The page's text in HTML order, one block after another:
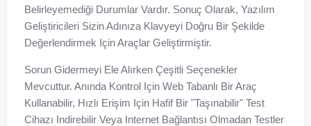
Belirleyemediği Durumlar Vardır. Sonuç Olarak, Yazılım
Geliştiricileri Sizin Adınıza Klavyeyi Doğru Bir Şekilde
Değerlendirmek Için Araçlar Geliştirmiştir.
Sorun Gidermeyi Ele Alırken Çeşitli Seçenekler
Mevcuttur. Anında Kontrol Için Web Tabanlı Bir Araç
Kullanabilir, Hızlı Erişim Için Hafif Bir "taşınabilir" Test
Cihazı Indirebilir Veya Internet Bağlantısı Olmadan Testler